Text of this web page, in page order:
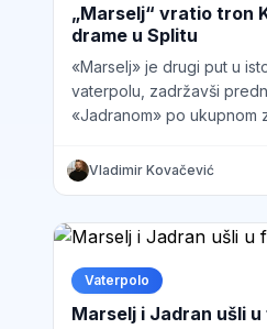
„Marselj“ vratio tron
drame u Splitu
«Marselj» je drugi put u
vaterpolu, zadržavši
«Jadranom» po ukupnom
Vladimir Kovačević
Vaterpolo
Marselj i Jadran ušli